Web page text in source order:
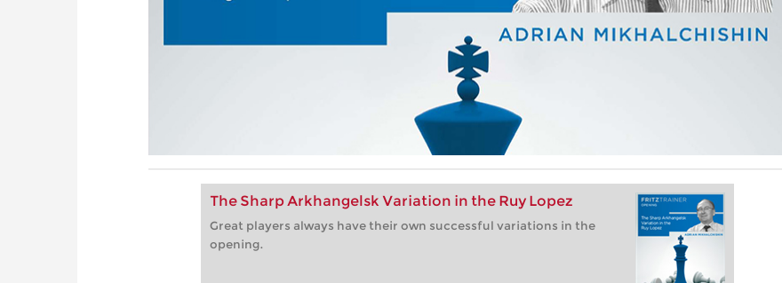
The Sharp Arkhangelsk Variation in the Ruy Lopez
Great players always have their own successful variations in the
opening.